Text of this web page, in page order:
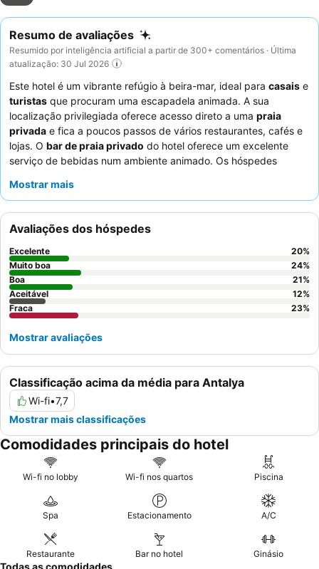
Resumo de avaliações
Resumido por inteligência artificial a partir de 300+ comentários · Última
atualização: 30 Jul 2026
Este hotel é um vibrante refúgio à beira-mar, ideal para casais e
turistas que procuram uma escapadela animada. A sua
localização privilegiada oferece acesso direto a uma praia
privada e fica a poucos passos de vários restaurantes, cafés e
lojas. O bar de praia privado do hotel oferece um excelente
serviço de bebidas num ambiente animado. Os hóspedes
prestabilidade e o diversificado
reservar um
quarto com vista para o mar
paisagens agradáveis.
Mostrar mais
Classificação acima da média para Antalya
Wi-fi•7,7
Mostrar mais classificações
Avaliações dos hóspedes
Excelente 20%
Muito boa
24%
Boa
21%
Aceitável
12%
Fraca
23%
Mostrar avaliações
Comodidades principais do hotel
Wi-fi no lobby Wi-fi nos quartos Piscina
Spa Estacionamento A/C
Restaurante Bar no hotel Ginásio